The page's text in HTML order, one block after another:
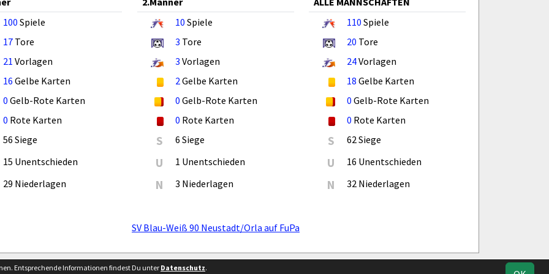
100 Spiele
17 Tore
21 Vorlagen
16 Gelbe Karten
0 Gelb-Rote Karten
0 Rote Karten
56 Siege
15 Unentschieden
29 Niederlagen
10 Spiele
3 Tore
3 Vorlagen
2Gelbe Karten
0 Gelb-Rote Karten
0 Rote Karten
S 6 Siege
U 1 Unentschieden
N 3 Niederlagen
110 Spiele
20 Tore
24Vorlagen
18 Gelbe Karten
0 Gelb-Rote Karten
0 Rote Karten
S 62 Siege
U 16 Unentschieden
N 32 Niederlagen
SV Blau-Weiß 90 Neustadt/Orla auf FuPa
Besucherstatistik
Entsprechende Informationen findest Du unter Datenschutz.